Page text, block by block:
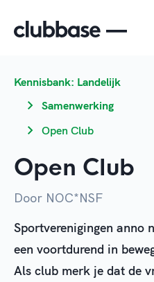
Kennisbank: Landelijk
Samenwerking
Open Club
Open Club
Door NOC*NSF
Sportverenigingen anno
een voortdurend in
Als club merk je dat de